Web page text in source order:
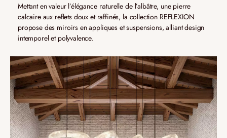
Mettant en valeur l’élégance naturelle de l’albâtre, une pierre
calcaire aux reflets doux et raffinés, la collection REFLEXION
propose des miroirs en appliques et suspensions, alliant design
intemporel et polyvalence.